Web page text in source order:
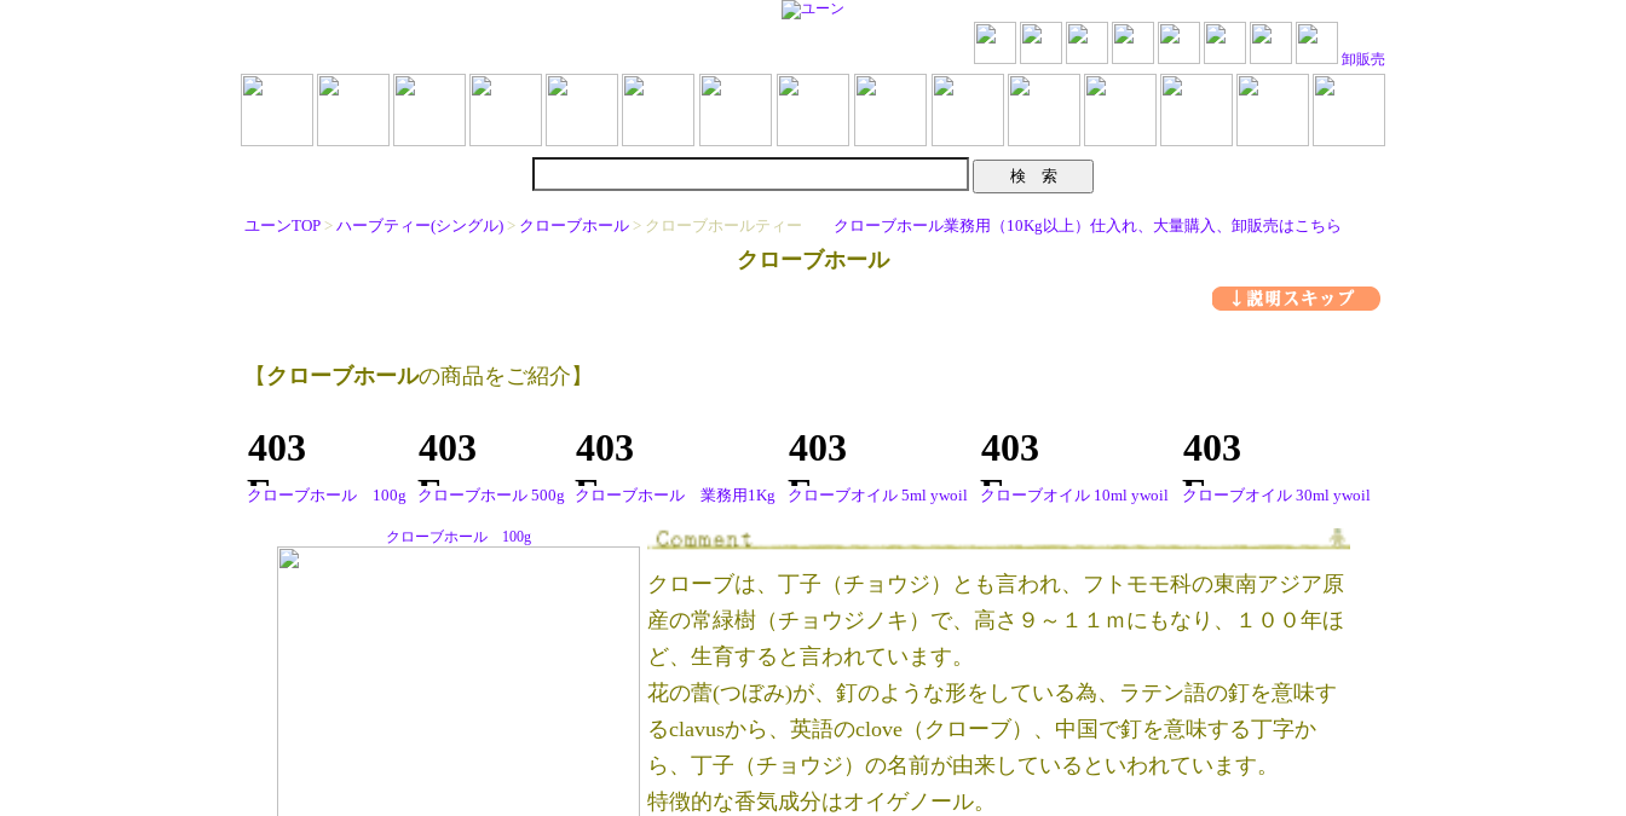
卸販売
ユーンTOP > ハーブティー(シングル) > クローブホール > クローブホールティー クローブホール業務用（10Kg以上）仕入れ、大量購入、卸販売はこちら
クローブホール
【 クローブホールの商品をご紹介】
クローブホール 100g クローブホール 500g クローブホール 業務用1Kg クローブオイル 5ml ywoil クローブオイル 10ml ywoil クローブオイル 30ml ywoil
クローブホール 100g
クローブは、丁子（チョウジ）とも言われ、フトモモ科の東南アジア原
産の常緑樹（チョウジノキ）で、高さ９～１１ｍにもなり、１００年ほ
ど、生育すると言われています。
花の蕾(つぼみ)が、釘のような形をしている為、ラテン語の釘を意味す
るclavusから、英語のclove（クローブ）、中国で釘を意味する丁字か
ら、丁子（チョウジ）の名前が由来しているといわれています。
特徴的な香気成分はオイゲノール。